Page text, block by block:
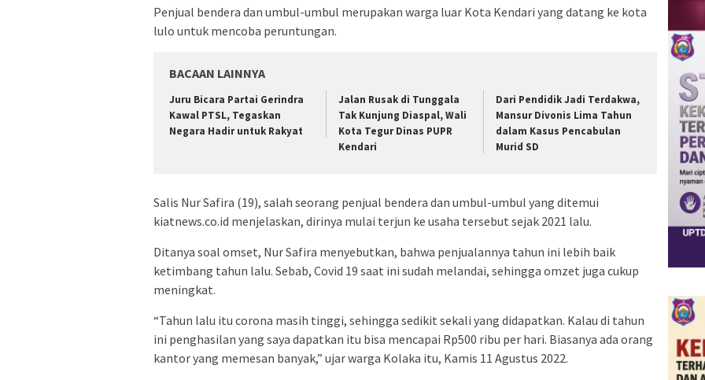
Penjual bendera dan umbul-umbul merupakan warga luar Kota Kendari yang datang ke kota
lulo untuk mencoba peruntungan.
BACAAN LAINNYA
‎Juru Bicara Partai Gerindra
Kawal PTSL, Tegaskan
Negara Hadir untuk Rakyat
Jalan Rusak di Tunggala
Tak Kunjung Diaspal, Wali
Kota Tegur Dinas PUPR
Kendari
Dari Pendidik Jadi Terdakwa,
Mansur Divonis Lima Tahun
dalam Kasus Pencabulan
Murid SD
Salis Nur Safira (19), salah seorang penjual bendera dan umbul-umbul yang ditemui
kiatnews.co.id menjelaskan, dirinya mulai terjun ke usaha tersebut sejak 2021 lalu.
Ditanya soal omset, Nur Safira menyebutkan, bahwa penjualannya tahun ini lebih baik
ketimbang tahun lalu. Sebab, Covid 19 saat ini sudah melandai, sehingga omzet juga cukup
meningkat.
“Tahun lalu itu corona masih tinggi, sehingga sedikit sekali yang didapatkan. Kalau di tahun
ini penghasilan yang saya dapatkan itu bisa mencapai Rp500 ribu per hari. Biasanya ada orang
kantor yang memesan banyak,” ujar warga Kolaka itu, Kamis 11 Agustus 2022.